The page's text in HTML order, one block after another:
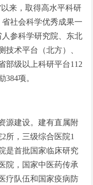
来，取得高水平科研
社会科学优秀成果一
参科学研究院、东北
技术平台（北方）、
部级以上科研平台112
项。
源建设。建有直属附
所，三级综合医院1
是首批国家临床研究
院，国家中医药传承
疗队伍和国家疫病防